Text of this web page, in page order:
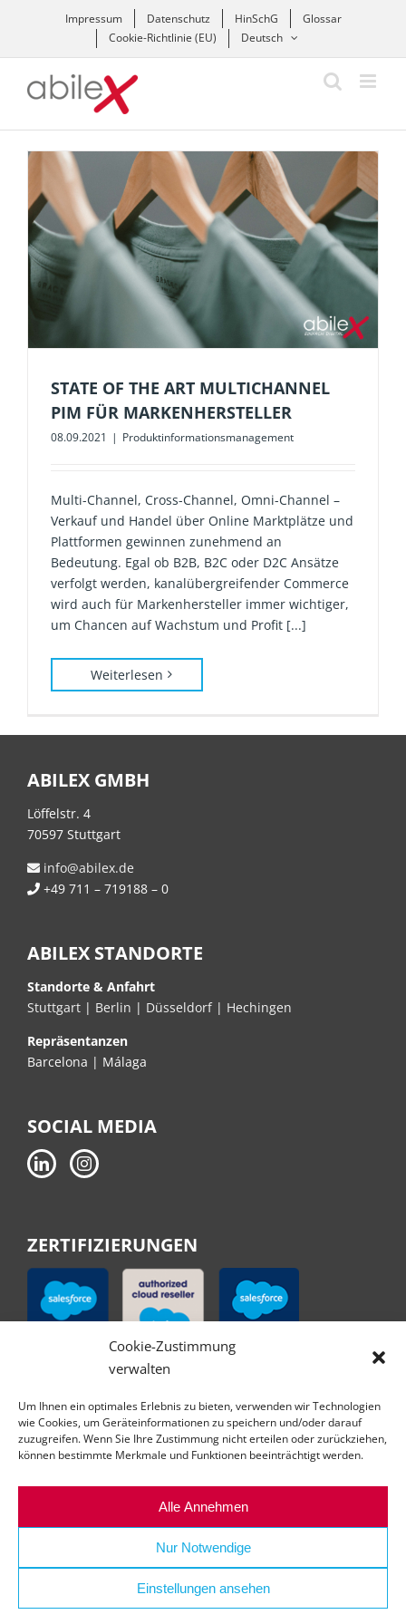
Cookie-Zustimmung
verwalten
Um Ihnen ein optimales Erlebnis zu bieten, verwenden wir Technologien
wie Cookies, um Geräteinformationen zu speichern und/oder darauf
zuzugreifen. Wenn Sie Ihre Zustimmung nicht erteilen oder zurückziehen,
können bestimmte Merkmale und Funktionen beeinträchtigt werden.
Alle Annehmen
Nur Notwendige
Einstellungen ansehen
Impressum Datenschutz HinSchG
Glossar
Cookie-Richtlinie (EU)
Deutsch
STATE OF THE ART MULTICHANNEL
PIM FÜR MARKENHERSTELLER
08.09.2021 | Produktinformationsmanagement
Multi-Channel, Cross-Channel, Omni-Channel –
Verkauf und Handel über Online Marktplätze und
Plattformen gewinnen zunehmend an
Bedeutung. Egal ob B2B, B2C oder D2C Ansätze
verfolgt werden, kanalübergreifender Commerce
wird auch für Markenhersteller immer wichtiger,
um Chancen auf Wachstum und Profit [...]
Weiterlesen
ABILEX GMBH
Löffelstr. 4
70597 Stuttgart
info@abilex.de
+49 711 – 719188 – 0
ABILEX STANDORTE
Standorte & Anfahrt
Stuttgart | Berlin | Düsseldorf | Hechingen
Repräsentanzen
Barcelona | Málaga
SOCIAL MEDIA
ZERTIFIZIERUNGEN